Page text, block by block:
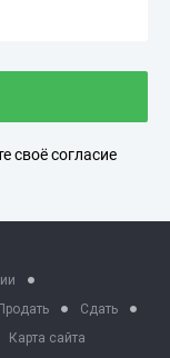
своё согласие
Продать
Сдать
Карта сайта